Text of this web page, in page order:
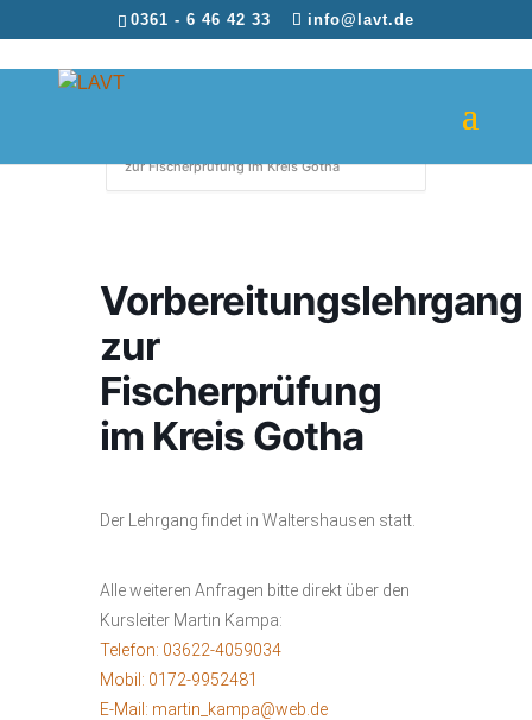
0361 - 6 46 42 33 info@lavt.de
zur Fischerprüfung im Kreis Gotha
Vorbereitungslehrgang
zur
Fischerprüfung
im Kreis Gotha
Der Lehrgang findet in Waltershausen statt.
Alle weiteren Anfragen bitte direkt über den
Kursleiter Martin Kampa:
Telefon: 03622-4059034
Mobil: 0172-9952481
E-Mail: martin_kampa@web.de